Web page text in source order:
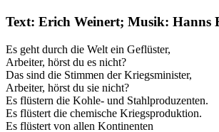
Text: Erich Weinert; Musik: Hanns
Es geht durch die Welt ein Geflüster,
Arbeiter, hörst du es nicht?
Das sind die Stimmen der Kriegsminister,
Arbeiter, hörst du sie nicht?
Es flüstern die Kohle- und Stahlproduzenten.
Es flüstert die chemische Kriegsproduktion.
Es flüstert von allen Kontinenten